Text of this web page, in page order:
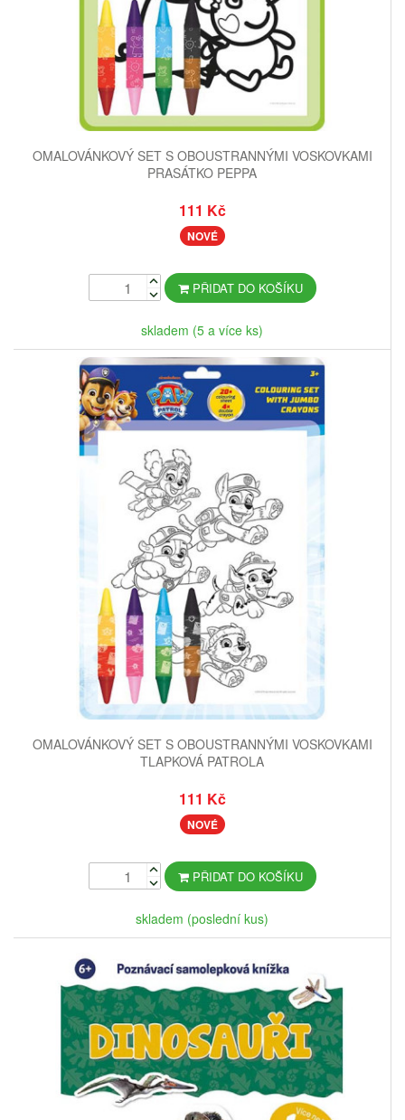
OMALOVÁNKOVÝ SET S OBOUSTRANNÝMI VOSKOVKAMI
PRASÁTKO PEPPA
111 Kč
NOVÉ
PŘIDAT DO KOŠÍKU
skladem (5 a více ks)
OMALOVÁNKOVÝ SET S OBOUSTRANNÝMI VOSKOVKAMI
TLAPKOVÁ PATROLA
111 Kč
NOVÉ
PŘIDAT DO KOŠÍKU
skladem (poslední kus)